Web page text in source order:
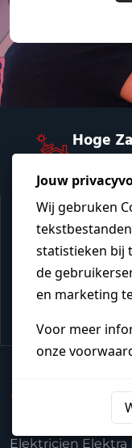
Hoge
070 -
Elektricien Elektra